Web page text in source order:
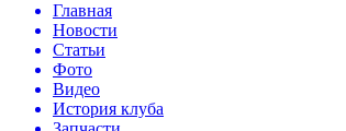
Главная
Новости
Статьи
Фото
Видео
История клуба